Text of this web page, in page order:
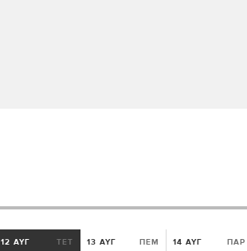
12 ΑΥΓ ΤΕΤ 13 ΑΥΓ ΠΕΜ 14 ΑΥΓ ΠΑΡ